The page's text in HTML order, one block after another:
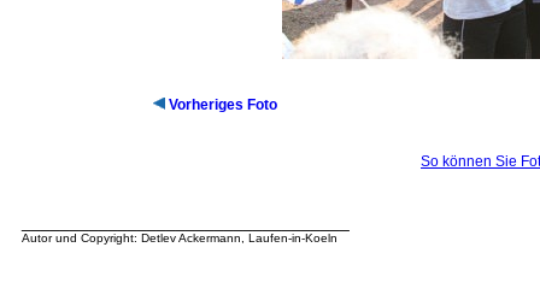
Vorheriges Foto
So können Sie
Autor und Copyright: Detlev Ackermann, Laufen-in-Koeln